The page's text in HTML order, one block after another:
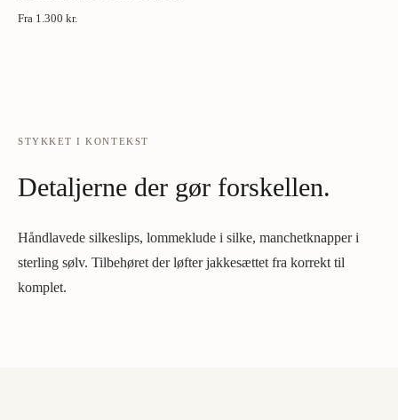
Fra 1.300 kr.
STYKKET I KONTEKST
Detaljerne der gør forskellen.
Håndlavede silkeslips, lommeklude i silke, manchetknapper i
sterling sølv. Tilbehøret der løfter jakkesættet fra korrekt til
komplet.